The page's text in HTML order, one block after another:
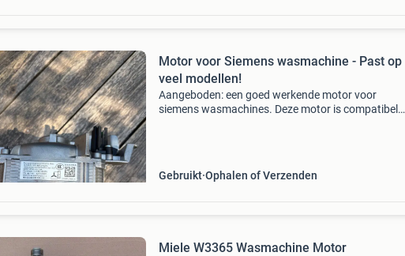
Motor voor Siemens wasmachine - Past op
veel modellen!
Aangeboden: een goed werkende motor voor
siemens wasmachines. Deze motor is compatibel
Gebruikt Ophalen of Verzenden
Miele W3365 Wasmachine Motor